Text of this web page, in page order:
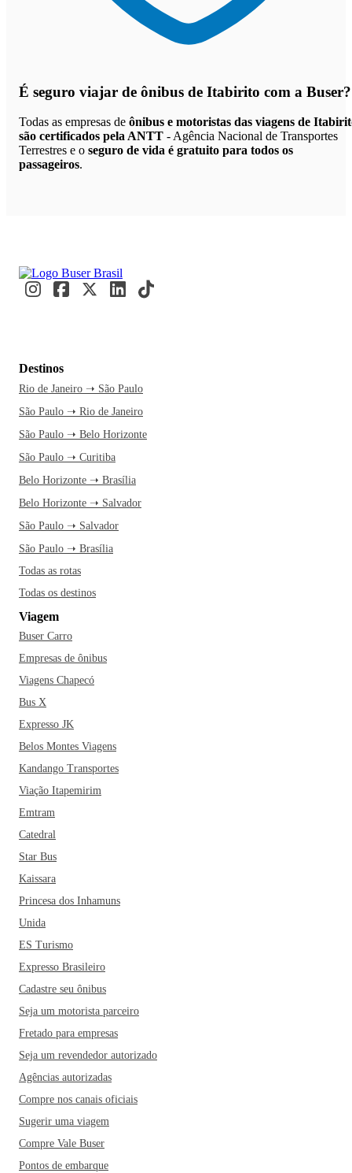
É seguro viajar de ônibus de Itabirito com a Buser?
Todas as empresas de ônibus e motoristas das viagens de
são certificados pela ANTT - Agência Nacional de Transportes
Terrestres e o seguro de vida é gratuito para todos os
passageiros.
Destinos
Rio de Janeiro ➝ São Paulo
São Paulo ➝ Rio de Janeiro
São Paulo ➝ Belo Horizonte
São Paulo ➝ Curitiba
Belo Horizonte ➝ Brasília
Belo Horizonte ➝ Salvador
São Paulo ➝ Salvador
São Paulo ➝ Brasília
Todas as rotas
Todas os destinos
Viagem
Buser Carro
Empresas de ônibus
Viagens Chapecó
Bus X
Expresso JK
Belos Montes Viagens
Kandango Transportes
Viação Itapemirim
Emtram
Catedral
Star Bus
Kaissara
Princesa dos Inhamuns
Unida
ES Turismo
Expresso Brasileiro
Cadastre seu ônibus
Seja um motorista parceiro
Fretado para empresas
Seja um revendedor autorizado
Agências autorizadas
Compre nos canais oficiais
Sugerir uma viagem
Compre Vale Buser
Pontos de embarque